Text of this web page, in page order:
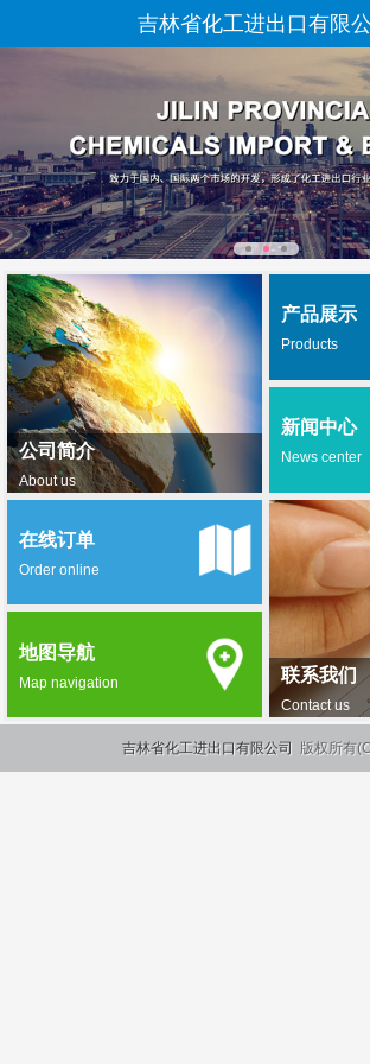
吉林省化工进出口有限公
公司简介
About us
产品展示
Products
新闻中心
News center
联系我们
Contact us
在线订单
Order online
地图导航
Map navigation
吉林省化工进出口有限公司 版权所有